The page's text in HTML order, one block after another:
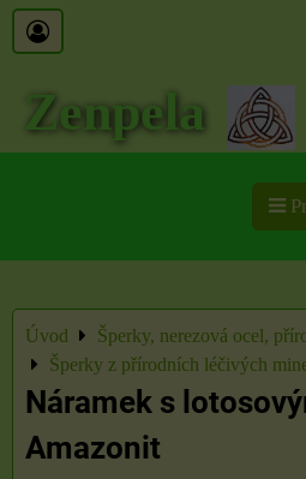
Zenpela
Úvod
Šperky, nerezová ocel,
Šperky z přírodních léčivých
Náramek s
Amazonit